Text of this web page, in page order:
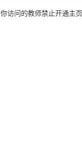
你访问的教师禁止开通主页